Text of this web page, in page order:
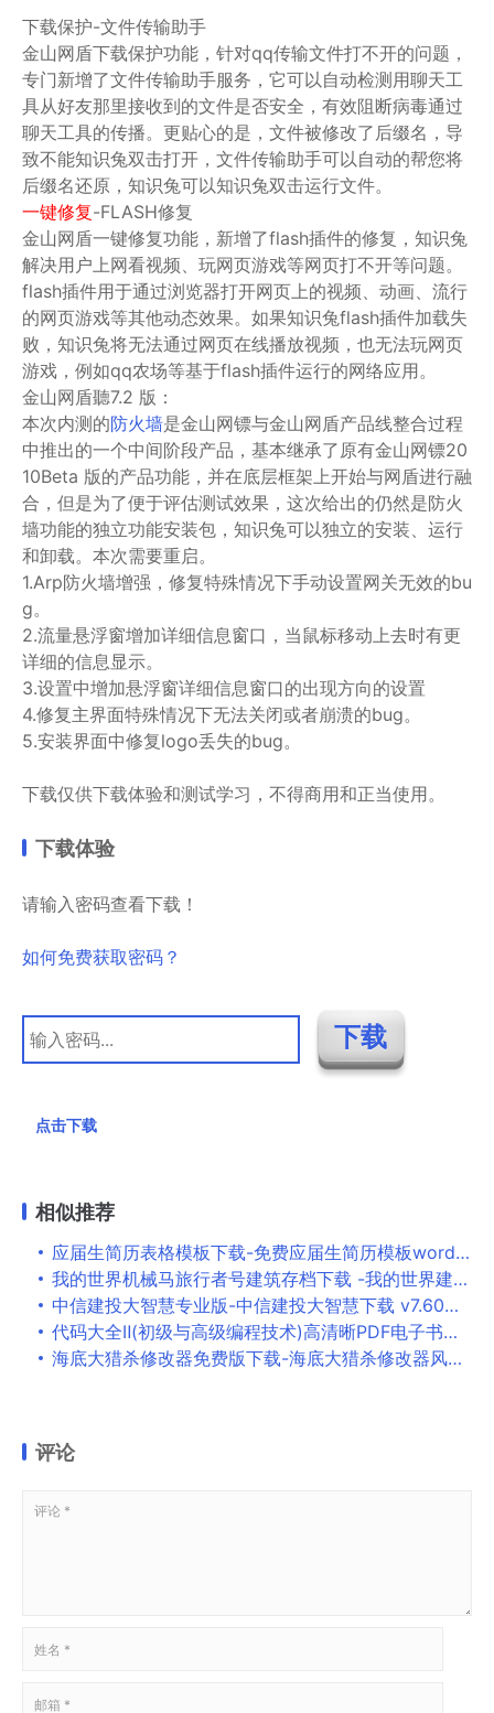
下载保护-文件传输助手
金山网盾下载保护功能，针对qq传输文件打不开的问题，
专门新增了文件传输助手服务，它可以自动检测用聊天工
具从好友那里接收到的文件是否安全，有效阻断病毒通过
聊天工具的传播。更贴心的是，文件被修改了后缀名，导
致不能知识兔双击打开，文件传输助手可以自动的帮您将
后缀名还原，知识兔可以知识兔双击运行文件。
一键修复-FLASH修复
金山网盾一键修复功能，新增了flash插件的修复，知识兔
解决用户上网看视频、玩网页游戏等网页打不开等问题。
flash插件用于通过浏览器打开网页上的视频、动画、流行
的网页游戏等其他动态效果。如果知识兔flash插件加载失
败，知识兔将无法通过网页在线播放视频，也无法玩网页
游戏，例如qq农场等基于flash插件运行的网络应用。
金山网盾聽7.2 版：
本次内测的防火墙是金山网镖与金山网盾产品线整合过程
中推出的一个中间阶段产品，基本继承了原有金山网镖20
10Beta 版的产品功能，并在底层框架上开始与网盾进行融
合，但是为了便于评估测试效果，这次给出的仍然是防火
墙功能的独立功能安装包，知识兔可以独立的安装、运行
和卸载。本次需要重启。
1.Arp防火墙增强，修复特殊情况下手动设置网关无效的bu
g。
2.流量悬浮窗增加详细信息窗口，当鼠标移动上去时有更
详细的信息显示。
3.设置中增加悬浮窗详细信息窗口的出现方向的设置
4.修复主界面特殊情况下无法关闭或者崩溃的bug。
5.安装界面中修复logo丢失的bug。
下载仅供下载体验和测试学习，不得商用和正当使用。
下载体验
请输入密码查看下载！
如何免费获取密码？
点击下载
相似推荐
应届生简历表格模板下载-免费应届生简历模板word版
我的世界机械马旅行者号建筑存档下载 -我的世界建筑存档下载
中信建投大智慧专业版-中信建投大智慧下载 v7.60官方版
代码大全Ⅱ(初级与高级编程技术)高清晰PDF电子书下载 -screen.width-300
海底大猎杀修改器免费版下载-海底大猎杀修改器风灵月影v2021.03.16 最新版
评论